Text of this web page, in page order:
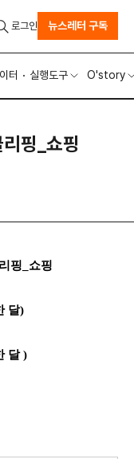
터 실행도구 O'story
로그인 뉴스레터 구독
핑_쇼핑
핑_ 쇼핑
달)
달 )